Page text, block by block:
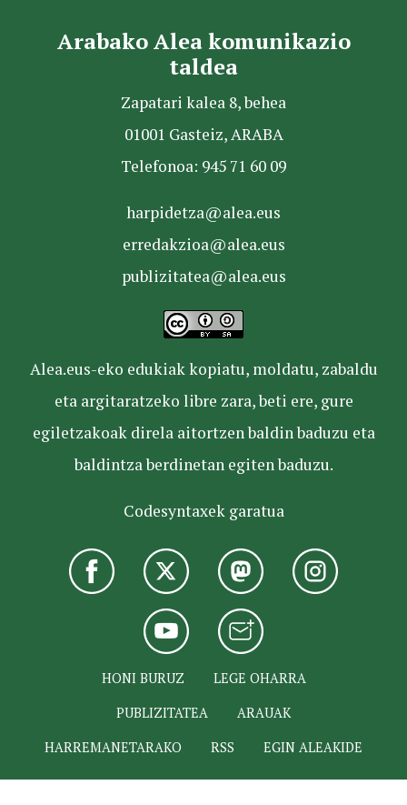
Arabako Alea komunikazio
taldea
Zapatari kalea 8, behea
01001 Gasteiz, ARABA
Telefonoa: 945 71 60 09
harpidetza@alea.eus
erredakzioa@alea.eus
publizitatea@alea.eus
Alea.eus-eko edukiak kopiatu, moldatu, zabaldu
eta argitaratzeko libre zara, beti ere, gure
egiletzakoak direla aitortzen baldin baduzu eta
baldintza berdinetan egiten baduzu.
Codesyntaxek garatua
HONI BURUZ
LEGE OHARRA
PUBLIZITATEA
ARAUAK
HARREMANETARAKO
RSS EGIN ALEAKIDE